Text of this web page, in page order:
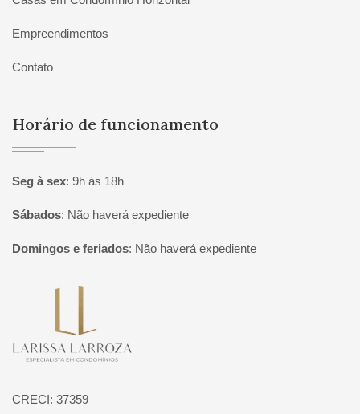
Empreendimentos
Contato
Horário de funcionamento
Seg à sex: 9h às 18h
Sábados: Não haverá expediente
Domingos e feriados: Não haverá expediente
CRECI: 37359